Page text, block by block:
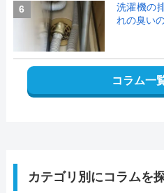
6
洗濯機の
れの臭い
コラム一
カテゴリ別にコラムを